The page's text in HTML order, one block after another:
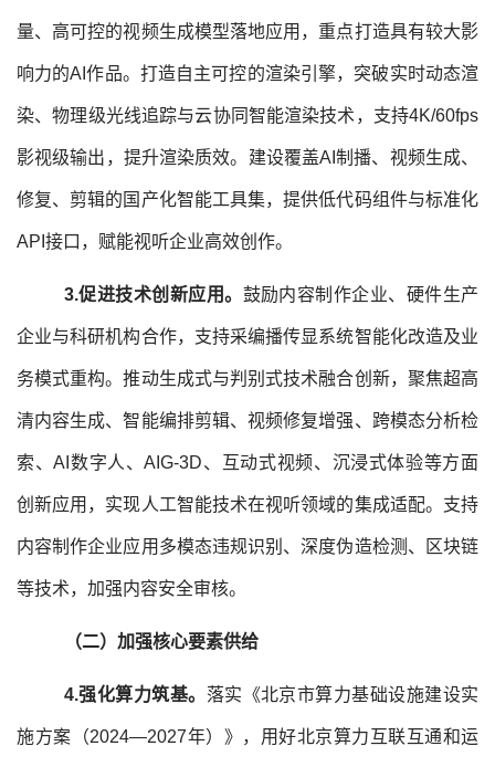
量、高可控的视频生成模型落地应用，重点打造具有较大影
响力的AI作品。打造自主可控的渲染引擎，突破实时动态渲
染、物理级光线追踪与云协同智能渲染技术，支持4K/60fps
影视级输出，提升渲染质效。建设覆盖AI制播、视频生成、
修复、剪辑的国产化智能工具集，提供低代码组件与标准化
API接口，赋能视听企业高效创作。
3.促进技术创新应用。 鼓励内容制作企业、硬件生产
企业与科研机构合作，支持采编播传显系统智能化改造及业
务模式重构。推动生成式与判别式技术融合创新，聚焦超高
清内容生成、智能编排剪辑、视频修复增强、跨模态分析检
索、AI数字人、AIG-3D、互动式视频、沉浸式体验等方面
创新应用，实现人工智能技术在视听领域的集成适配。支持
内容制作企业应用多模态违规识别、深度伪造检测、区块链
等技术，加强内容安全审核。
（二）加强核心要素供给
4.强化算力筑基。 落实《北京市算力基础设施建设实
施方案（2024—2027年）》，用好北京算力互联互通和运